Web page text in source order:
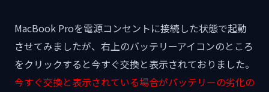
MacBook Proを電源コンセントに接続した状態で起動
させてみましたが、右上のバッテリーアイコンのところ
をクリックすると今すぐ交換と表示されておりました。
今すぐ交換と表示されている場合がバッテリーの劣化の